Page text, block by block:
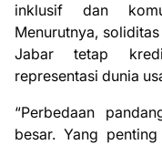
inklusif dan
Menurutnya,
Jabar tetap
representasi dunia
“Perbedaan
besar. Yang